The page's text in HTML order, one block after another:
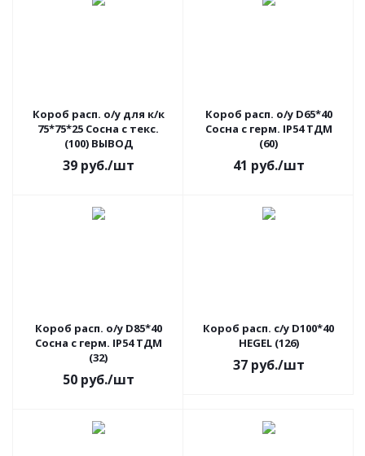
Короб расп. о/у для к/к
75*75*25 Сосна с текс.
(100) ВЫВОД
39руб./шт
Короб расп. о/у D65*40
Сосна с герм. IP54 ТДМ
(60)
41 руб./шт
Короб расп. о/у D85*40
Сосна с герм. IP54 ТДМ
(32)
50руб./шт
Короб расп. с/у D100*40
HEGEL (126)
37руб./шт